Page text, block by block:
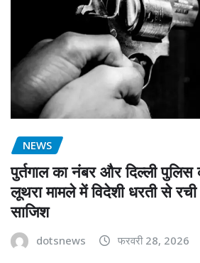
NEWS
पुर्तगाल का नंबर और दिल्ली पुलिस
लूथरा मामले में विदेशी धरती से रची
साजिश
dotsnews फरवरी 28, 2026